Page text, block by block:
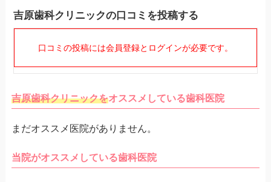
吉原歯科クリニックの口コミを投稿する
口コミの投稿には会員登録とログインが必要です。
吉原歯科クリニックをオススメしている歯科医院
まだオススメ医院がありません。
当院がオススメしている歯科医院